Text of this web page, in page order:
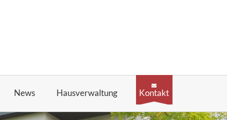
News Hausverwaltung Kontakt